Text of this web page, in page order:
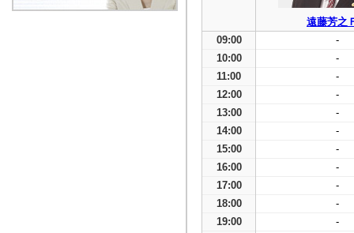
遠藤芳之
09:00
-
10:00
-
11:00
-
12:00
-
13:00
-
14:00
-
15:00
-
16:00
-
17:00
-
18:00
-
19:00
-